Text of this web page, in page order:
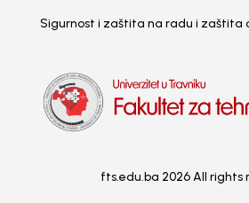
Sigurnost i zaštita na radu i zaštita
fts.edu.ba 2026 All rights